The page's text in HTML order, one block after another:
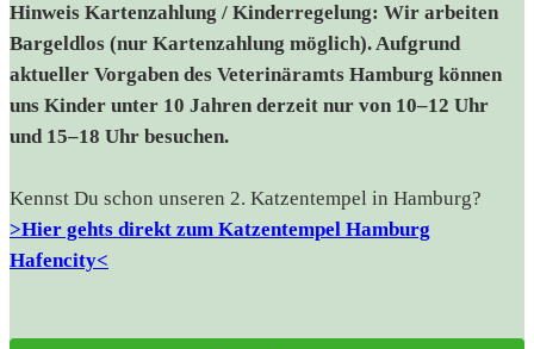
Hinweis Kartenzahlung / Kinderregelung: Wir arbeiten
Bargeldlos (nur Kartenzahlung möglich). Aufgrund
aktueller Vorgaben des Veterinäramts Hamburg können
uns Kinder unter 10 Jahren derzeit nur von 10–12 Uhr
und 15–18 Uhr besuchen.
Kennst Du schon unseren 2. Katzentempel in Hamburg?
>Hier gehts direkt zum Katzentempel Hamburg
Hafencity<